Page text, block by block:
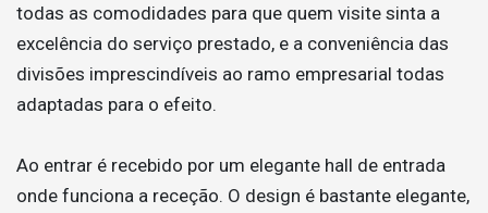
todas as comodidades para que quem visite sinta a
excelência do serviço prestado, e a conveniência das
divisões imprescindíveis ao ramo empresarial todas
adaptadas para o efeito.
Ao entrar é recebido por um elegante hall de entrada
onde funciona a receção. O design é bastante elegante,